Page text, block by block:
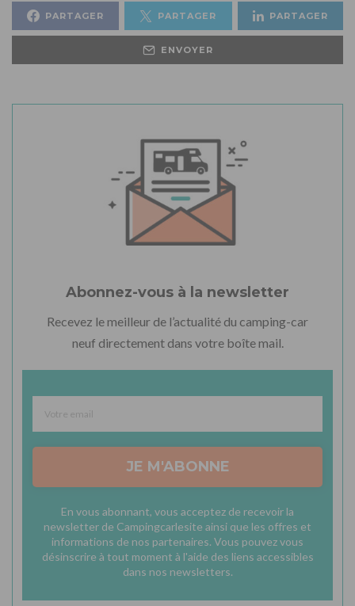
PARTAGER PARTAGER PARTAGER
ENVOYER
Abonnez-vous à la newsletter
Recevez le meilleur de l’actualité du camping-car
neuf directement dans votre boîte mail.
JE M'ABONNE
En vous abonnant, vous acceptez de recevoir la
newsletter de Campingcarlesite ainsi que les offres et
informations de nos partenaires. Vous pouvez vous
désinscrire à tout moment à l'aide des liens accessibles
dans nos newsletters.